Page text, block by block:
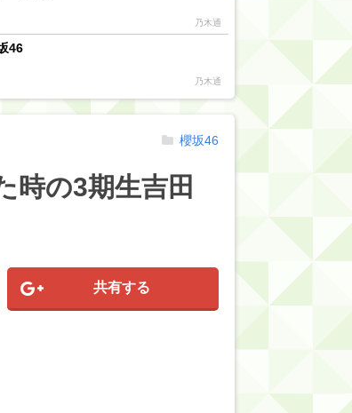
乃木通
46
乃木通
時の3期生吉田
櫻坂46
共有する